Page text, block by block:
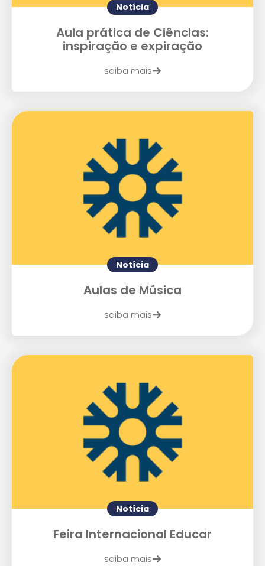
Notícia
Aula prática de Ciências:
inspiração e expiração
saiba mais
Notícia
Aulas de Música
saiba mais
Notícia
Feira Internacional Educar
saiba mais
Enviar E-mail